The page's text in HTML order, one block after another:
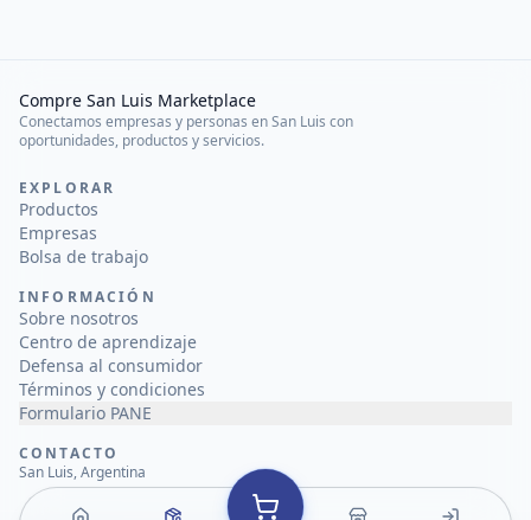
Compre San Luis Marketplace
Conectamos empresas y personas en San Luis con
oportunidades, productos y servicios.
EXPLORAR
Productos
Empresas
Bolsa de trabajo
INFORMACIÓN
Sobre nosotros
Centro de aprendizaje
Defensa al consumidor
Términos y condiciones
Formulario PANE
CONTACTO
San Luis, Argentina